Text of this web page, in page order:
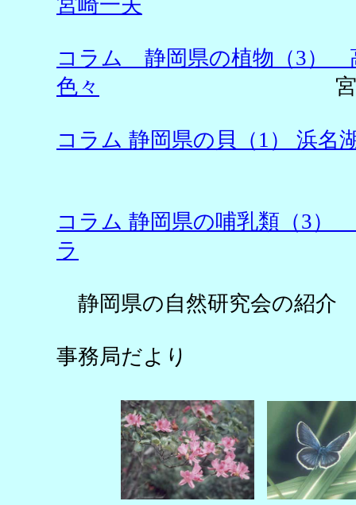
宮崎一夫
コラム 静岡県の植物（3）
色々
宮崎一
コラム 静岡県の貝（1） 浜名
コラム 静岡県の哺乳類（3）
ラ
静岡県の自然研究会の紹介
事務局だより